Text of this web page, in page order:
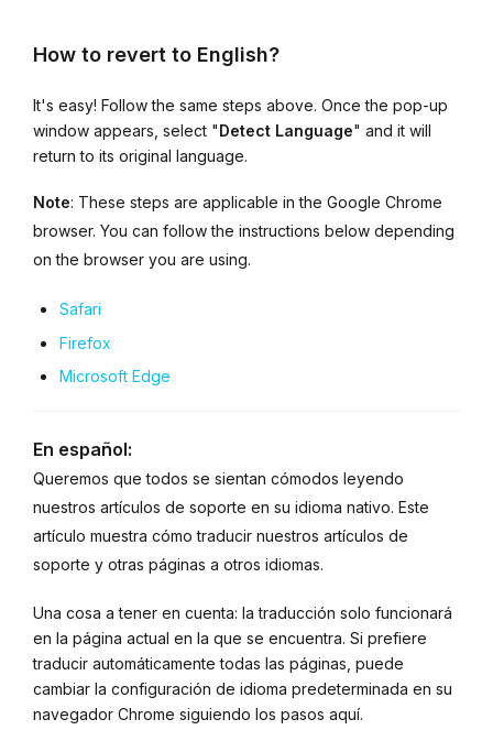
How to revert to English?
It's easy! Follow the same steps above. Once the pop-up
window appears, select "Detect Language" and it will
return to its original language.
Note: These steps are applicable in the Google Chrome
browser. You can follow the instructions below depending
on the browser you are using.
Safari
Firefox
Microsoft Edge
En español:
Queremos que todos se sientan cómodos leyendo
nuestros artículos de soporte en su idioma nativo. Este
artículo muestra cómo traducir nuestros artículos de
soporte y otras páginas a otros idiomas.
Una cosa a tener en cuenta: la traducción solo funcionará
en la página actual en la que se encuentra. Si prefiere
traducir automáticamente todas las páginas, puede
cambiar la configuración de idioma predeterminada en su
navegador Chrome siguiendo los pasos aquí.